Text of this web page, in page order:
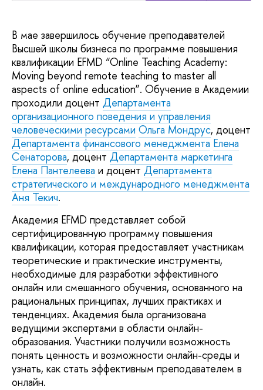
В мае завершилось обучение преподавателей
Высшей школы бизнеса по программе повышения
квалификации EFMD “Online Teaching Academy:
Moving beyond remote teaching to master all
aspects of online education”. Обучение в Академии
проходили доцент Департамента
организационного поведения и управления
человеческими ресурсами Ольга Мондрус, доцент
Департамента финансового менеджмента Елена
Сенаторова, доцент Департамента маркетинга
Елена Пантелеева и доцент Департамента
стратегического и международного менеджмента
Аня Текич.
Академия EFMD представляет собой
сертифицированную программу повышения
квалификации, которая предоставляет участникам
теоретические и практические инструменты,
необходимые для разработки эффективного
онлайн или смешанного обучения, основанного на
рациональных принципах, лучших практиках и
тенденциях. Академия была организована
ведущими экспертами в области онлайн-
образования. Участники получили возможность
понять ценность и возможности онлайн-среды и
узнать, как стать эффективным преподавателем в
онлайн.